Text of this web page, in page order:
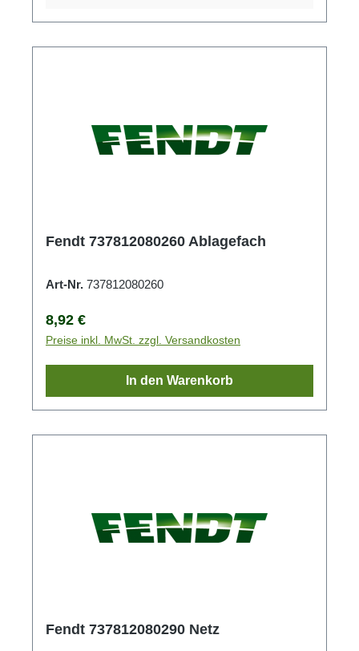
Fendt 737812080260 Ablagefach
Art-Nr. 737812080260
Regulärer Preis:
8,92 €
Preise inkl. MwSt. zzgl. Versandkosten
In den Warenkorb
Fendt 737812080290 Netz